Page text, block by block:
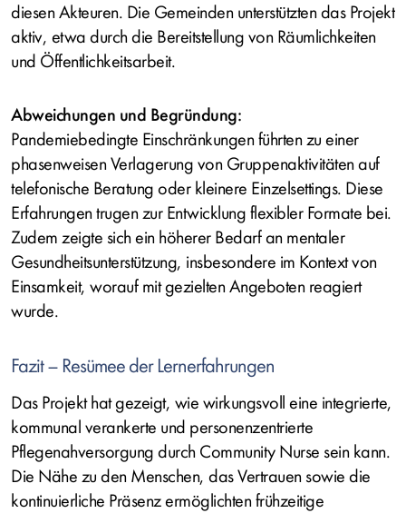
diesen Akteuren. Die Gemeinden unterstützten das Projekt
aktiv, etwa durch die Bereitstellung von Räumlichkeiten
und Öffentlichkeitsarbeit.
Abweichungen und Begründung:
Pandemiebedingte Einschränkungen führten zu einer
phasenweisen Verlagerung von Gruppenaktivitäten auf
telefonische Beratung oder kleinere Einzelsettings. Diese
Erfahrungen trugen zur Entwicklung flexibler Formate bei.
Zudem zeigte sich ein höherer Bedarf an mentaler
Gesundheitsunterstützung, insbesondere im Kontext von
Einsamkeit, worauf mit gezielten Angeboten reagiert
wurde.
Fazit – Resümee der Lernerfahrungen
Das Projekt hat gezeigt, wie wirkungsvoll eine integrierte,
kommunal verankerte und personenzentrierte
Pflegenahversorgung durch Community Nurse sein kann.
Die Nähe zu den Menschen, das Vertrauen sowie die
kontinuierliche Präsenz ermöglichten frühzeitige